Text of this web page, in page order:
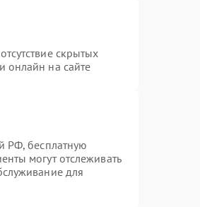
скрытых
онлайн на сайте
РФ, бесплатную
могут отслеживать
для